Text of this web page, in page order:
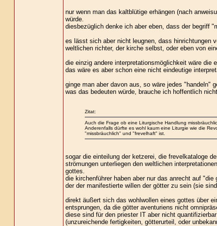
nur wenn man das kaltblütige erhängen (nach
würde.
diesbezüglich denke ich aber eben, dass der begriff
es lässt sich aber nicht leugnen, dass hinrichtungen
weltlichen richter, der kirche selbst, oder eben von
die einzig andere interpretationsmöglichkeit wäre die
das wäre es aber schon eine nicht eindeutige
ginge man aber davon aus, so wäre jedes "handeln"
was das bedeuten würde, brauche ich hoffentlich
Zitat:
Auch die Frage ob eine Liturgische Handlung
Anderenfalls dürfte es wohl kaum eine Liturgie wie die
"missbräuchlich" und "frevelhaft" ist.
sogar die einteilung der ketzerei, die frevelkataloge
strömungen unterliegen den weltlichen
gottes.
die kirchenführer haben aber nur das anrecht auf
der der manifestierte willen der götter zu sein (sie
direkt äußert sich das wohlwollen eines gottes über
entsprungen, da die götter aventuriens nicht
diese sind für den priester IT aber nicht
(unzureichende fertigkeiten, götterurteil, oder